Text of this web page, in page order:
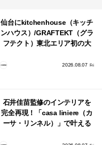
仙台にkitchenhouse（キッチ
ンハウス）/GRAFTEKT（グラ
フテクト）東北エリア初の大
2026.08.07 Fri
石井佳苗監修のインテリアを
完全再現！「casa liniere（カ
ーサ・リンネル）」で叶える